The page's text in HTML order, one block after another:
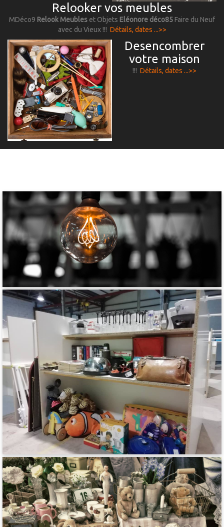
Relooker vos meubles
MDéco9 Relook Meubles et Objets Eléonore déco85 Faire du Neuf
avec du Vieux !!! Détails, dates ...>>
Desencombrer
votre maison
!!! Détails, dates ...>>